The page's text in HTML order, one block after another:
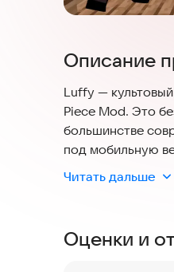
Описание
Luffy —
Piece Mod. Это
большинстве
под мобильную
сразу начать
Мод Mine Mine
Читать дальше
Оценки и